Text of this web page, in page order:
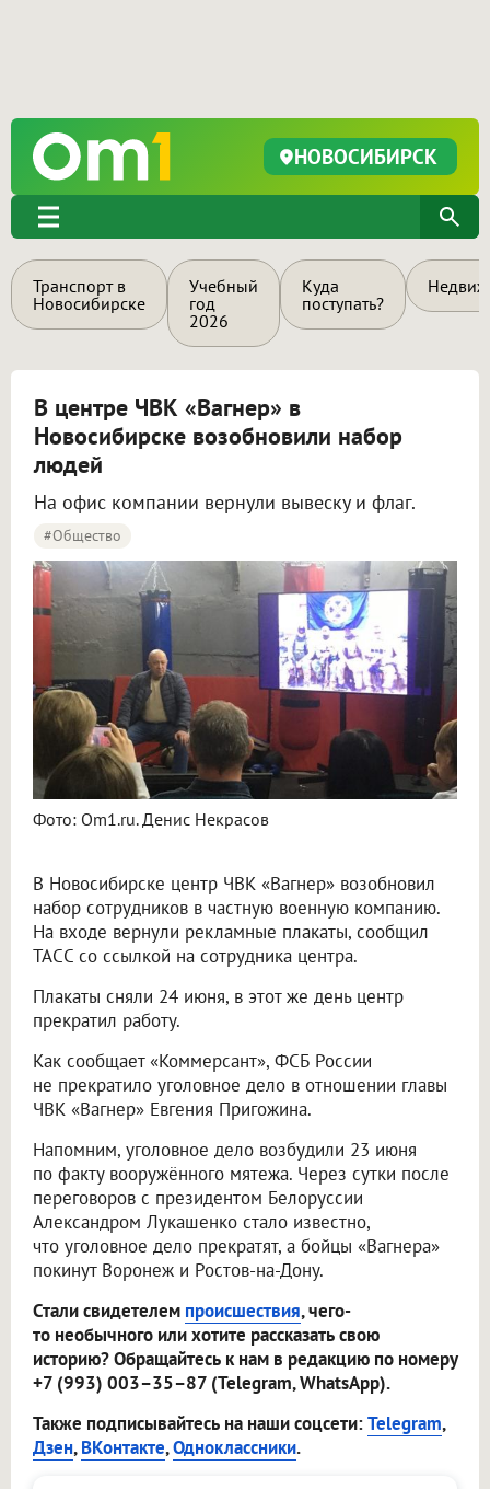
НОВОСИБИРСК
Транспорт в
Новосибирске
Учебный
год
2026
Куда
поступать?
В центре ЧВК «Вагнер» в
Новосибирске возобновили набор
людей
На офис компании вернули вывеску и флаг.
#Общество
Фото: Om1.ru. Денис Некрасов
В Новосибирске центр ЧВК «Вагнер» возобновил
набор сотрудников в частную военную компанию.
На входе вернули рекламные плакаты, сообщил
ТАСС со ссылкой на сотрудника центра.
Плакаты сняли 24 июня, в этот же день центр
прекратил работу.
Как сообщает «Коммерсант», ФСБ России
не прекратило уголовное дело в отношении главы
ЧВК «Вагнер» Евгения Пригожина.
Напомним, уголовное дело возбудили 23 июня
по факту вооружённого мятежа. Через сутки после
переговоров с президентом Белоруссии
Александром Лукашенко стало известно,
что уголовное дело прекратят, а бойцы «Вагнера»
покинут Воронеж и Ростов-на-Дону.
Стали свидетелем происшествия, чего-
то необычного или хотите рассказать свою
историю? Обращайтесь к нам в редакцию по номеру
+7 (993) 003–35–87 (Telegram, WhatsApp).
Также подписывайтесь на наши соцсети:Telegram,
Дзен,ВКонтакте,Одноклассники.